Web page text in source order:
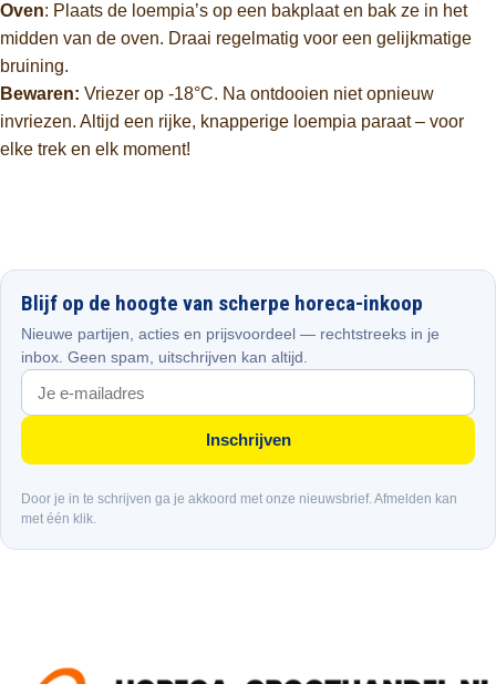
Oven: Plaats de loempia’s op een bakplaat en bak ze in het
midden van de oven. Draai regelmatig voor een gelijkmatige
bruining.
Bewaren: Vriezer op -18°C. Na ontdooien niet opnieuw
invriezen. Altijd een rijke, knapperige loempia paraat – voor
elke trek en elk moment!
Blijf op de hoogte van scherpe horeca-inkoop
Nieuwe partijen, acties en prijsvoordeel — rechtstreeks in je
inbox. Geen spam, uitschrijven kan altijd.
Inschrijven
Door je in te schrijven ga je akkoord met onze nieuwsbrief. Afmelden kan
met één klik.